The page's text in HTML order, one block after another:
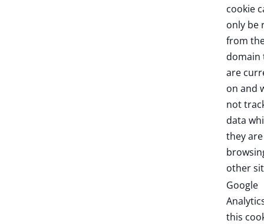
cookie
only be
from
domain
are
on and
not
data
they are
other
Google
this